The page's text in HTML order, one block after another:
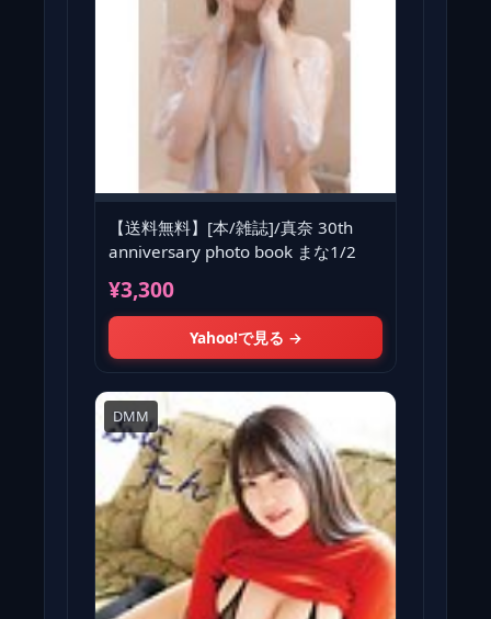
【送料無料】[本/雑誌]/真奈 30th
anniversary photo book まな1/2
¥3,300
Yahoo!で見る →
DMM